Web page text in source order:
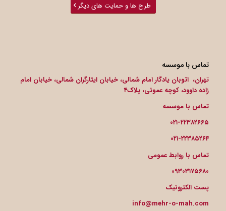
طرح ها و حمایت های دیگر
تماس با موسسه
تهران، اتوبان یادگار امام شمالی، خیابان ایثارگران شمالی، خیابان امام
زاده داوود، کوچه عموئی، پلاک۴
تماس با موسسه
۰۲۱-۲۲۳۸۲۶۶۵
۰۲۱-۲۲۳۸۵۲۶۴
تماس با روابط عمومی
۰۹۳۰۳۱۷۵۶۸۰
پست الکترونیک
info@mehr-o-mah.com